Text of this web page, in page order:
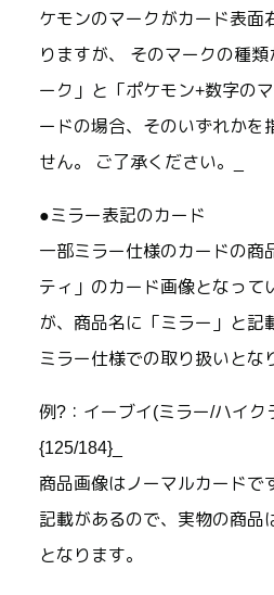
ケモンのマークがカード表面
りますが、 そのマークの種
ーク」と「ポケモン+数字の
ードの場合、そのいずれかを
せん。 ご了承ください。_
●ミラー表記のカード
一部ミラー仕様のカードの商
ティ」のカード画像となって
が、商品名に「ミラー」と記
ミラー仕様での取り扱いとな
例?：イーブイ(ミラー/ハイク
{125/184}_
商品画像はノーマルカードで
記載があるので、実物の商品
となります。